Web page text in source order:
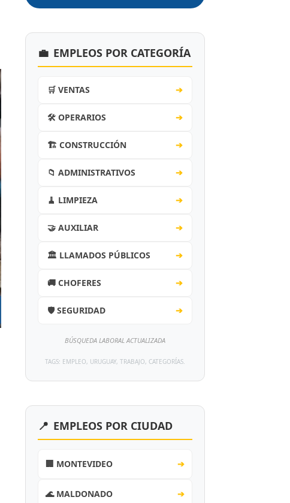
💼 EMPLEOS POR CATEGORÍA
🛒 VENTAS ➔
🛠️ OPERARIOS ➔
🏗️ CONSTRUCCIÓN ➔
📁 ADMINISTRATIVOS ➔
🧹 LIMPIEZA ➔
🤝 AUXILIAR ➔
🏛️ LLAMADOS PÚBLICOS ➔
🚚 CHOFERES ➔
🛡️ SEGURIDAD ➔
BÚSQUEDA LABORAL ACTUALIZADA
TAGS: EMPLEO, URUGUAY, TRABAJO, CATEGORÍAS.
📍 EMPLEOS POR CIUDAD
🏢 MONTEVIDEO ➔
🌊 MALDONADO ➔